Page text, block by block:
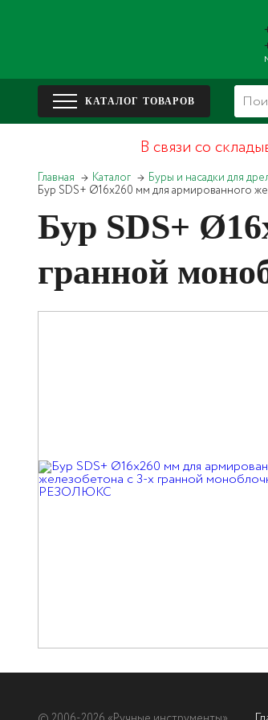
В связи со
Главная Каталог Буры и насадки для
Бур SDS+ Ø16х260 мм для армированного
Бур SDS+
гранной